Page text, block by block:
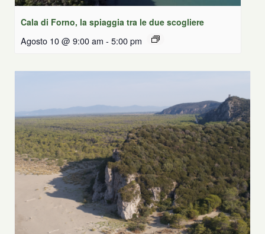
Cala di Forno, la spiaggia tra le due scogliere
Agosto 10 @ 9:00 am - 5:00 pm